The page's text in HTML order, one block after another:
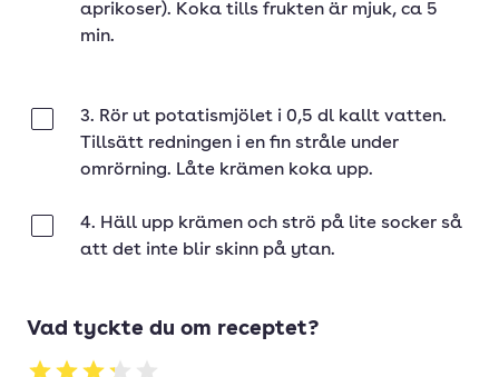
aprikoser). Koka tills frukten är mjuk, ca 5
min.
3. Rör ut potatismjölet i 0,5 dl kallt vatten.
Tillsätt redningen i en fin stråle under
omrörning. Låte krämen koka upp.
4. Häll upp krämen och strö på lite socker så
att det inte blir skinn på ytan.
Vad tyckte du om receptet?